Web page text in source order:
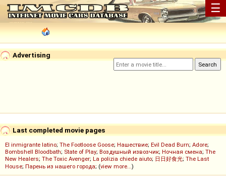
☰
Advertising
Last completed movie pages
El inmigrante latino; The Footloose Goose; Нашествие; Evil Dead Burn; Adore;
Bombshell Bloodbath; State of Play; Воздушный извозчик; Ночная смена; The
New Healers; The Toxic Avenger; La polizia chiede aiuto; 日日好食光; The Last
House; Парень из нашего города; (view more...)